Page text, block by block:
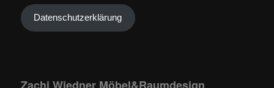
Datenschutzerklärung